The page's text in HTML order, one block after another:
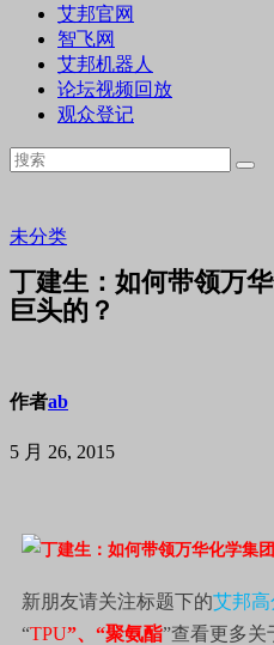
艾邦官网
智飞网
艾邦机器人
论坛视频回放
观众登记
未分类
丁建生：如何带领万
巨头的？
作者ab
5 月 26, 2015
新朋友请关注标题下的艾邦高
“TPU”、“聚氨酯”查看更多关